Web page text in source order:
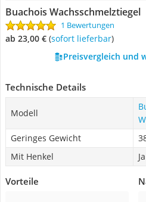
Buachois Wachsschmelztiegel
1 Bewertungen
ab 23,00 € ( Sofort lieferbar)
Preisvergleich und
Technische Details
Modell
Geringes Gewicht
Mit Henkel
Ja
Vorteile